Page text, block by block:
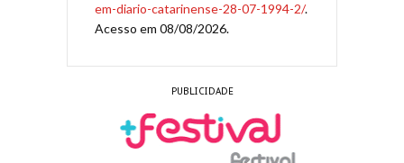
em-diario-catarinense-28-07-1994-2/.
Acesso em 08/08/2026.
PUBLICIDADE